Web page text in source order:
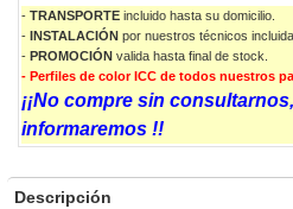
- TRANSPORTE incluido hasta su domicilio.
-
INSTALACIÓN por nuestros técnicos incluida.
- PROMOCIÓN valida hasta final de stock.
- Perfiles de color ICC de todos nuestros
¡¡No compre sin
informaremos !!
Descripción